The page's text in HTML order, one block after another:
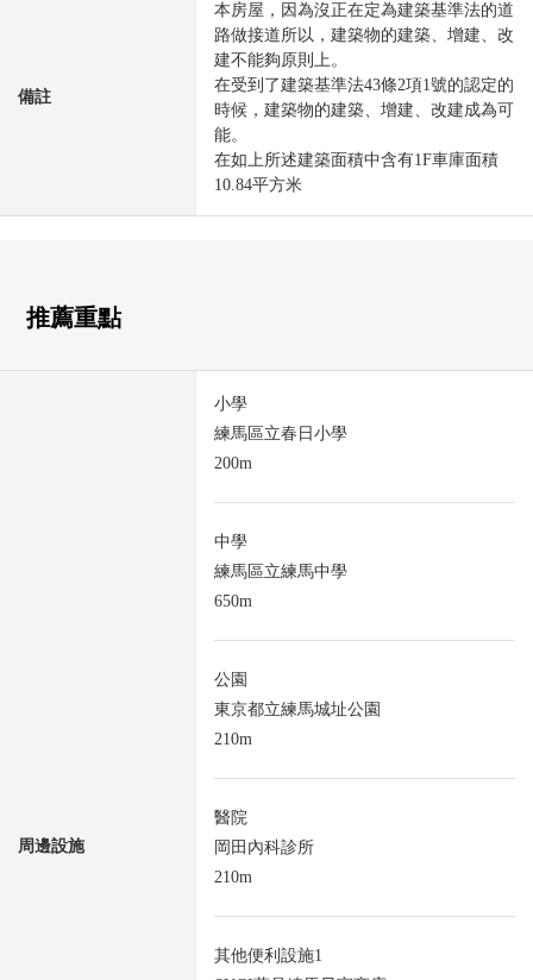
備註
本房屋，因為沒正在定為建築基準法的道
路做接道所以，建築物的建築、增建、改
建不能夠原則上。
在受到了建築基準法43條2項1號的認定的
時候，建築物的建築、增建、改建成為可
能。
在如上所述建築面積中含有1F車庫面積
10.84平方米
推薦重點
周邊設施
小學
練馬區立春日小學
200m
中學
練馬區立練馬中學
650m
公園
東京都立練馬城址公園
210m
醫院
岡田內科診所
210m
其他便利設施1